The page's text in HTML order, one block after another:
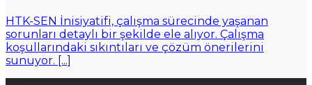
HTK-SEN İnisiyatifi, çalışma sürecinde yaşanan
sorunları detaylı bir şekilde ele alıyor. Çalışma
koşullarındaki sıkıntıları ve çözüm önerilerini
sunuyor. [...]